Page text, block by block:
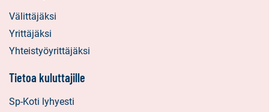
Välittäjäksi
Yrittäjäksi
Yhteistyöyrittäjäksi
Tietoa kuluttajille
Sp-Koti lyhyesti